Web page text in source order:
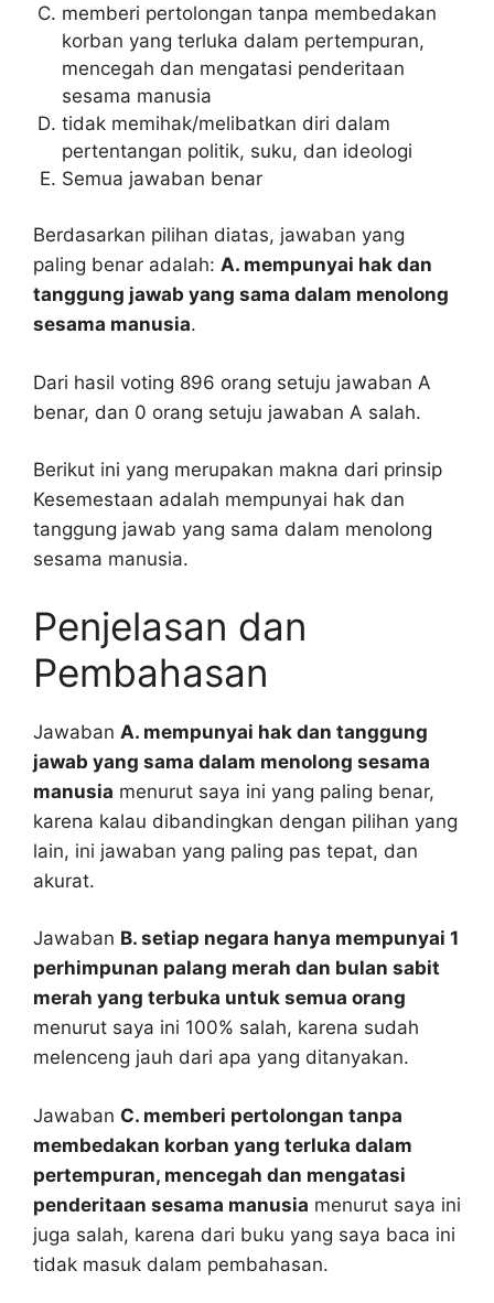
memberi pertolongan tanpa membedakan
korban yang terluka dalam pertempuran,
mencegah dan mengatasi penderitaan
sesama manusia
tidak memihak/melibatkan diri dalam
pertentangan politik, suku, dan ideologi
Semua jawaban benar
Berdasarkan pilihan diatas, jawaban yang
paling benar adalah: A. mempunyai hak dan
tanggung jawab yang sama dalam menolong
sesama manusia.
Dari hasil voting 896 orang setuju jawaban A
benar, dan 0 orang setuju jawaban A salah.
Berikut ini yang merupakan makna dari prinsip
Kesemestaan adalah mempunyai hak dan
tanggung jawab yang sama dalam menolong
sesama manusia.
Penjelasan dan
Pembahasan
Jawaban A. mempunyai hak dan tanggung
jawab yang sama dalam menolong sesama
manusia menurut saya ini yang paling benar,
karena kalau dibandingkan dengan pilihan yang
lain, ini jawaban yang paling pas tepat, dan
akurat.
Jawaban B. setiap negara hanya mempunyai 1
perhimpunan palang merah dan bulan sabit
merah yang terbuka untuk semua orang
menurut saya ini 100% salah, karena sudah
melenceng jauh dari apa yang ditanyakan.
Jawaban C. memberi pertolongan tanpa
membedakan korban yang terluka dalam
pertempuran, mencegah dan mengatasi
penderitaan sesama manusia menurut saya ini
juga salah, karena dari buku yang saya baca ini
tidak masuk dalam pembahasan.